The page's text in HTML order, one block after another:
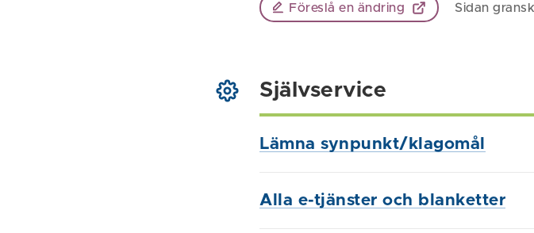
Föreslå en ändring Sidan
Självservice
Lämna synpunkt/klagomål
Alla e-tjänster och blanketter